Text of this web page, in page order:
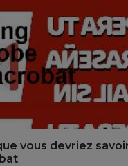
vous devriez